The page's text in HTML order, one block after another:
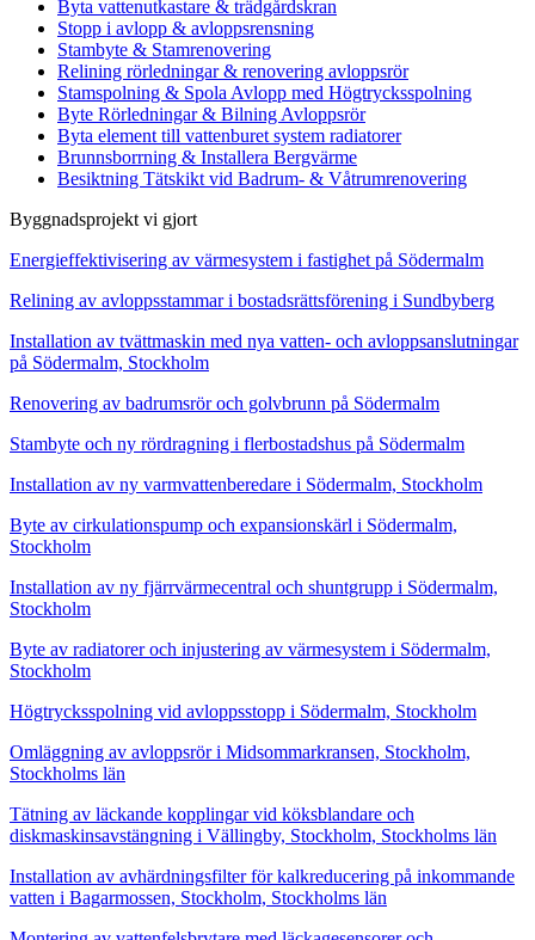
Byta vattenutkastare & trädgårdskran
Stopp i avlopp & avloppsrensning
Stambyte & Stamrenovering
Relining rörledningar & renovering avloppsrör
Stamspolning & Spola Avlopp med Högtrycksspolning
Byte Rörledningar & Bilning Avloppsrör
Byta element till vattenburet system radiatorer
Brunnsborrning & Installera Bergvärme
Besiktning Tätskikt vid Badrum- & Våtrumrenovering
Byggnadsprojekt vi gjort
Energieffektivisering av värmesystem i fastighet på Södermalm
Relining av avloppsstammar i bostadsrättsförening i Sundbyberg
Installation av tvättmaskin med nya vatten- och avloppsanslutningar
på Södermalm, Stockholm
Renovering av badrumsrör och golvbrunn på Södermalm
Stambyte och ny rördragning i flerbostadshus på Södermalm
Installation av ny varmvattenberedare i Södermalm, Stockholm
Byte av cirkulationspump och expansionskärl i Södermalm,
Stockholm
Installation av ny fjärrvärmecentral och shuntgrupp i Södermalm,
Stockholm
Byte av radiatorer och injustering av värmesystem i Södermalm,
Stockholm
Högtrycksspolning vid avloppsstopp i Södermalm, Stockholm
Omläggning av avloppsrör i Midsommarkransen, Stockholm,
Stockholms län
Tätning av läckande kopplingar vid köksblandare och
diskmaskinsavstängning i Vällingby, Stockholm, Stockholms län
Installation av avhärdningsfilter för kalkreducering på inkommande
vatten i Bagarmossen, Stockholm, Stockholms län